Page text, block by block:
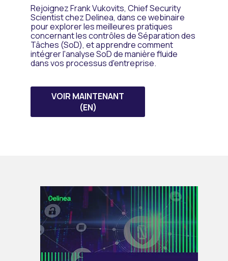
Rejoignez Frank Vukovits, Chief Security
Scientist chez Delinea, dans ce webinaire
pour explorer les meilleures pratiques
concernant les contrôles de Séparation des
Tâches (SoD), et apprendre comment
intégrer l'analyse SoD de manière fluide
dans vos processus d'entreprise.
VOIR MAINTENANT
(EN)